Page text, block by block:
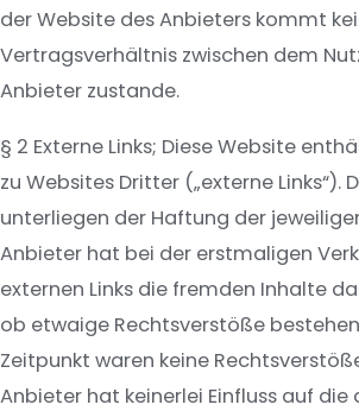
der Website des Anbieters kommt
Vertragsverhältnis zwischen dem
Anbieter zustande.
§ 2 Externe Links; Diese Website
zu Websites Dritter („externe Links“).
unterliegen der Haftung der
Anbieter hat bei der erstmaligen
externen Links die fremden Inhalte
ob etwaige Rechtsverstöße
Zeitpunkt waren keine
Anbieter hat keinerlei Einfluss auf die